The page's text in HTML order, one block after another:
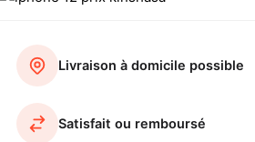
Livraison à domicile possible
Satisfait ou remboursé